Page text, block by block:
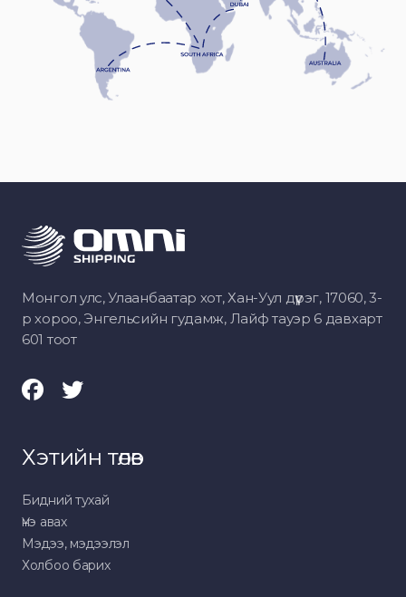
Монгол улс, Улаанбаатар хот, Хан-Уул дүүрэг, 17060, 3-
р хороо, Энгельсийн гудамж, Лайф тауэр 6 давхарт
601 тоот
Хэтийн төлөв
Бидний тухай
Үнэ авах
Мэдээ, мэдээлэл
Холбоо барих